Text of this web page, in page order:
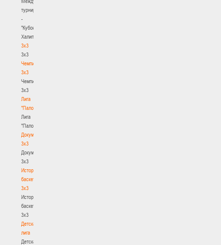
турнир
-
"Кубок
Халипского"
3x3
3x3
Чемпионат
3х3
Чемпионат
3х3
Лига
"Палова"
Лига
"Палова"
Документы
3х3
Документы
3х3
История
баскетбола
3х3
История
баскетбола
3х3
Детская
лига
Детская